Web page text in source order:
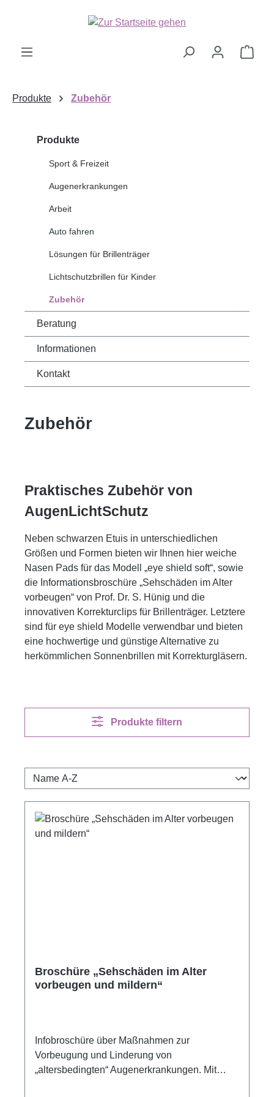
Zum Hauptinhalt springen
Produkte Zubehör
Produkte
Sport & Freizeit
Augenerkrankungen
Arbeit
Auto fahren
Lösungen für Brillenträger
Lichtschutzbrillen für Kinder
Zubehör
Beratung
Informationen
Kontakt
Zubehör
Praktisches Zubehör von
AugenLichtSchutz
Neben schwarzen Etuis in unterschiedlichen
Größen und Formen bieten wir Ihnen hier weiche
Nasen Pads für das Modell „eye shield soft“, sowie
die Informationsbroschüre „Sehschäden im Alter
vorbeugen“ von Prof. Dr. S. Hünig und die
innovativen Korrekturclips für Brillenträger. Letztere
sind für eye shield Modelle verwendbar und bieten
eine hochwertige und günstige Alternative zu
herkömmlichen Sonnenbrillen mit Korrekturgläsern.
Produkte filtern
Broschüre „Sehschäden im Alter
vorbeugen und mildern“
Infobroschüre über Maßnahmen zur
Vorbeugung und Linderung von
„altersbedingten“ Augenerkrankungen. Mit